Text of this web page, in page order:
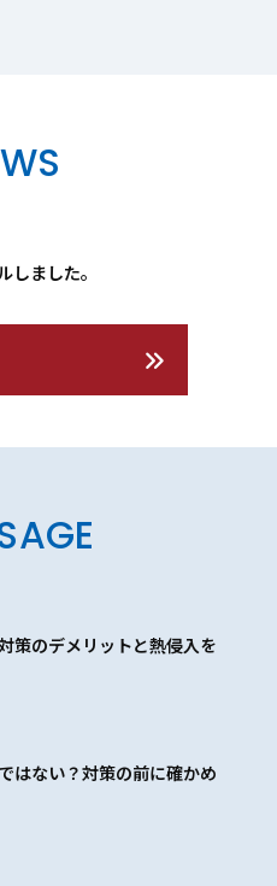
しました。
策のデメリットと熱侵入を
はない？対策の前に確かめ